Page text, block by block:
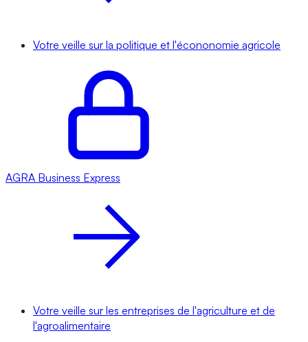
Votre veille sur la politique et l'écononomie agricole
AGRA Business Express
Votre veille sur les entreprises de l'agriculture et de
l'agroalimentaire